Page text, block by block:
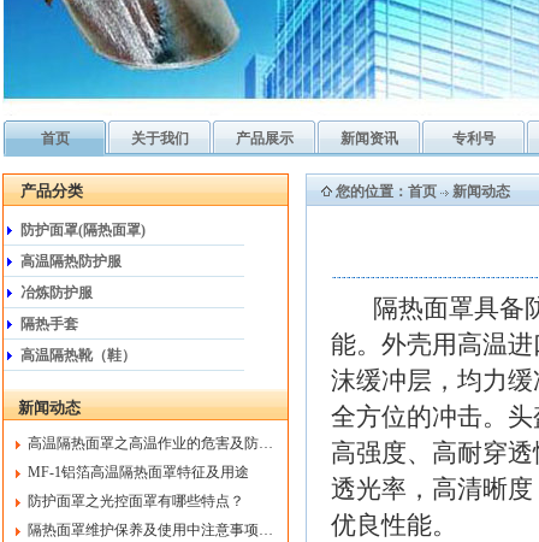
首页 关于我们 产品展示 新闻资讯 专利号
产品分类
防护面罩(隔热面罩)
高温隔热防护服
冶炼防护服
隔热手套
高温隔热靴（鞋）
新闻动态
高温隔热面罩之高温作业的危害及防…
MF-1铝箔高温隔热面罩特征及用途
防护面罩之光控面罩有哪些特点？
隔热面罩维护保养及使用中注意事项…
您的位置： 首页 新闻动态
隔热面罩具备防
能。外壳用高温
沫缓冲层，均力
全方位的冲击。
高强度、高耐穿
透光率，高清晰
优良性能。